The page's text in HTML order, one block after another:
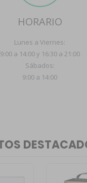
HORARIO
Lunes a Viernes:
9:00 a 14:00 y 16:30 a 21:00
Sábados:
9:00 a 14:00